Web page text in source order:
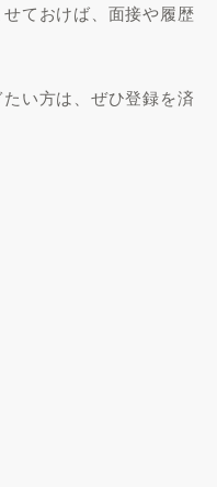
ておけば、面接や履歴
い方は、ぜひ登録を済